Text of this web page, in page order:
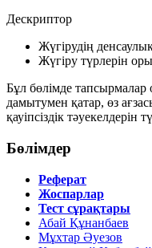
Дескриптор
Жүгірудің
Жүгіру түрлерін
Бұл бөлімде
дамытумен қатар, өз
қауіпсіздік тәуекелдерін
Бөлімдер
Реферат
Жоспарлар
Тест сұрақтары
Абай Құнанбаев
Мұхтар Әуезов